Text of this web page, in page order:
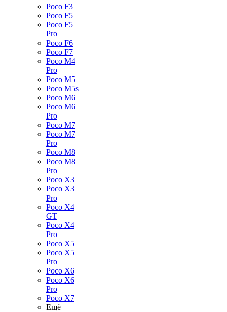
Poco F3
Poco F5
Poco F5
Pro
Poco F6
Poco F7
Poco M4
Pro
Poco M5
Poco M5s
Poco M6
Poco M6
Pro
Poco M7
Poco M7
Pro
Poco M8
Poco M8
Pro
Poco X3
Poco X3
Pro
Poco X4
GT
Poco X4
Pro
Poco X5
Poco X5
Pro
Poco X6
Poco X6
Pro
Poco X7
Ещё